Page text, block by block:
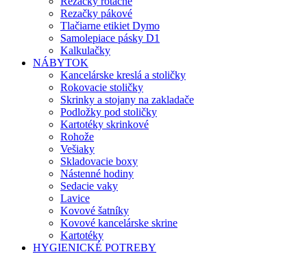
Rezačky pákové
Tlačiarne etikiet Dymo
Samolepiace pásky D1
Kalkulačky
NÁBYTOK
Kancelárske kreslá a stoličky
Rokovacie stoličky
Skrinky a stojany na zakladače
Podložky pod stoličky
Kartotéky skrinkové
Rohože
Vešiaky
Skladovacie boxy
Nástenné hodiny
Sedacie vaky
Lavice
Kovové šatníky
Kovové kancelárske skrine
Kartotéky
HYGIENICKÉ POTREBY